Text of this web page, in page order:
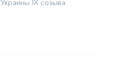
Украины IX созыва